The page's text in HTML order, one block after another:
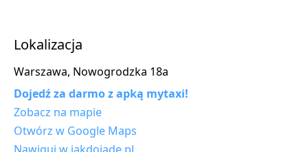
Lokalizacja
Warszawa, Nowogrodzka 18a
Dojedź za darmo z apką mytaxi!
Zobacz na mapie
Otwórz w Google Maps